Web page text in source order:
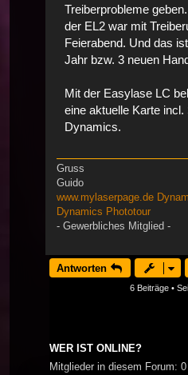
Treiberprobleme
der EL2 war mit
Feierabend. Und das
Jahr bzw. 3 neuen
Mit der Easylase LC
eine aktuelle Karte
Dynamics.
Gruss
Guido
www.mylaserpage.de
Dynamics Phototour
- Gewerbliches Mitglied -
Antworten
6 Beiträge •
WER IST ONLINE?
Mitglieder in diesem Forum: